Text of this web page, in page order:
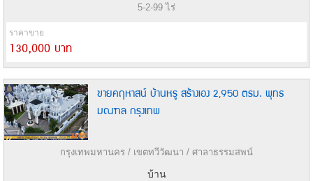
5-2-99 ไร่
ราคาขาย
130,000 บาท
ขายคฤหาสน์ บ้านหรู สร้างเอง 2,950 ตรม. พุทธ
มณฑล กรุงเทพ
กรุงเทพมหานคร / เขตทวีวัฒนา / ศาลาธรรมสพน์
บ้าน